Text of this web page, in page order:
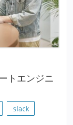
トエンジニ
slack